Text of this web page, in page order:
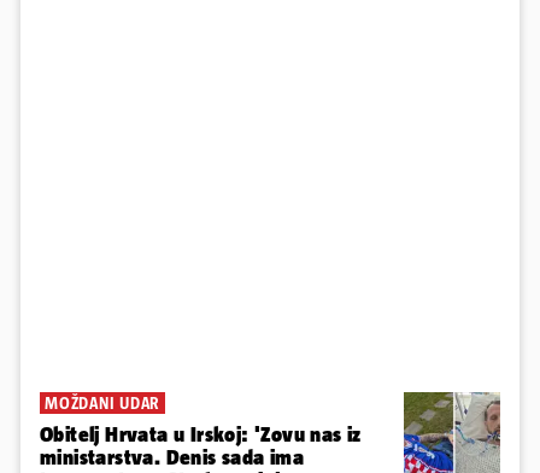
MOŽDANI UDAR
Obitelj Hrvata u Irskoj: 'Zovu nas iz
ministarstva. Denis sada ima